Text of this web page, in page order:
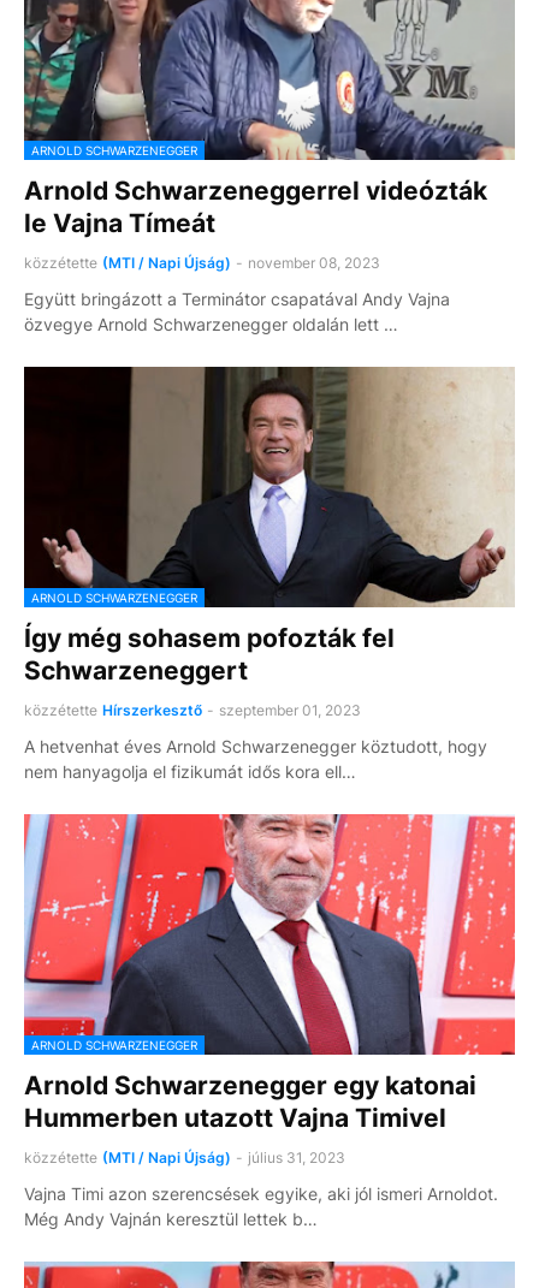
ARNOLD SCHWARZENEGGER
Arnold Schwarzeneggerrel videózták
le Vajna Tímeát
közzétette (MTI / Napi Újság) - november 08, 2023
Együtt bringázott a Terminátor csapatával Andy Vajna
özvegye Arnold Schwarzenegger oldalán lett …
ARNOLD SCHWARZENEGGER
Így még sohasem pofozták fel
Schwarzeneggert
közzétette Hírszerkesztő - szeptember 01, 2023
A hetvenhat éves Arnold Schwarzenegger köztudott, hogy
nem hanyagolja el fizikumát idős kora ell…
ARNOLD SCHWARZENEGGER
Arnold Schwarzenegger egy katonai
Hummerben utazott Vajna Timivel
közzétette (MTI / Napi Újság) - július 31, 2023
Vajna Timi azon szerencsések egyike, aki jól ismeri Arnoldot.
Még Andy Vajnán keresztül lettek b…